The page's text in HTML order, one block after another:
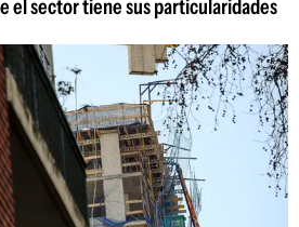
el sector tiene sus particularidades